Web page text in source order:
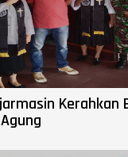
Kerahkan